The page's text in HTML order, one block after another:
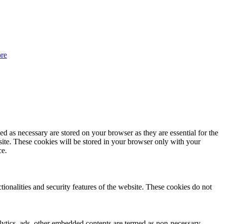
necessary are stored on your browser as they are essential for the
These cookies will be stored in your browser only with your
and security features of the website. These cookies do not